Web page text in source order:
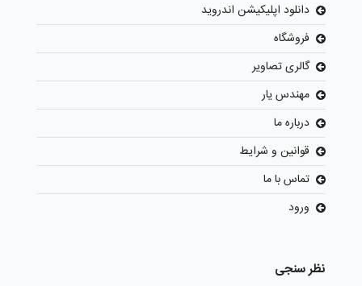
دانلود اپلیکیشن اندروید
فروشگاه
گالری تصاویر
مهندس یار
درباره ما
قوانین و شرایط
تماس با ما
ورود
نظر سنجی